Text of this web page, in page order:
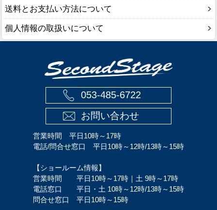
送料とお支払い方法について
個人情報の取扱いについて
053-485-6722
お問い合わせ
営業時間 平日10時～17時
電話/問合せ窓口 平日10時～12時/13時～15時
【ショールーム情報】
営業時間 平日10時～17時｜土 9時～17時
電話窓口 平日・土 10時～12時/13時～15時
問合せ窓口 平日10時～15時